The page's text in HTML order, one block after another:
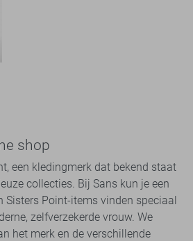
shop
een kledingmerk dat bekend staat
collecties. Bij Sans kun je een
Sisters Point-items vinden speciaal
zelfverzekerde vrouw. We
het merk en de verschillende